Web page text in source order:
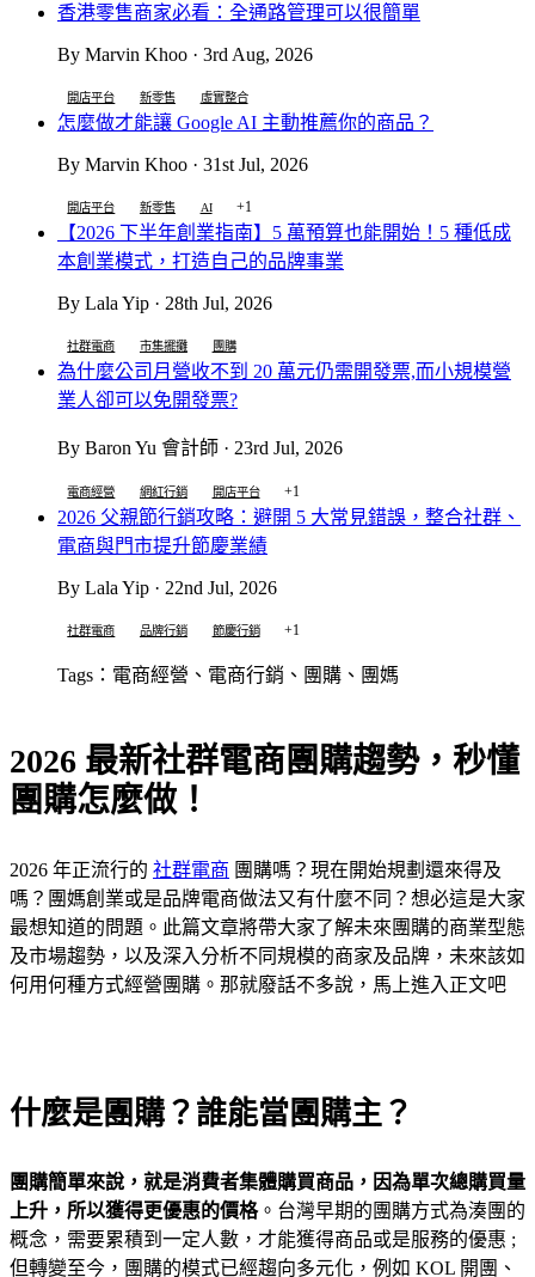
香港零售商家必看：全通路管理可以很簡單
By Marvin Khoo · 3rd Aug, 2026
開店平台 新零售 虛實整合
怎麼做才能讓 Google AI 主動推薦你的商品？
By Marvin Khoo · 31st Jul, 2026
開店平台 新零售 AI +1
【2026 下半年創業指南】5 萬預算也能開始！5 種低成
本創業模式，打造自己的品牌事業
By Lala Yip · 28th Jul, 2026
社群電商 市集擺攤 團購
為什麼公司月營收不到 20 萬元仍需開發票,而小規模營
業人卻可以免開發票?
By Baron Yu 會計師 · 23rd Jul, 2026
電商經營 網紅行銷 開店平台 +1
2026 父親節行銷攻略：避開 5 大常見錯誤，整合社群、
電商與門市提升節慶業績
By Lala Yip · 22nd Jul, 2026
社群電商 品牌行銷 節慶行銷 +1
Tags：電商經營、電商行銷、團購、團媽
2026 最新社群電商團購趨勢，秒懂
團購怎麼做！
2026 年正流行的 社群電商 團購嗎？現在開始規劃還來得及
嗎？團媽創業或是品牌電商做法又有什麼不同？想必這是大家
最想知道的問題。此篇文章將帶大家了解未來團購的商業型態
及市場趨勢，以及深入分析不同規模的商家及品牌，未來該如
何用何種方式經營團購。那就廢話不多說，馬上進入正文吧
什麼是團購？誰能當團購主？
團購簡單來說，就是消費者集體購買商品，因為單次總購買量
上升，所以獲得更優惠的價格。台灣早期的團購方式為湊團的
概念，需要累積到一定人數，才能獲得商品或是服務的優惠 ;
但轉變至今，團購的模式已經趨向多元化，例如 KOL 開團、